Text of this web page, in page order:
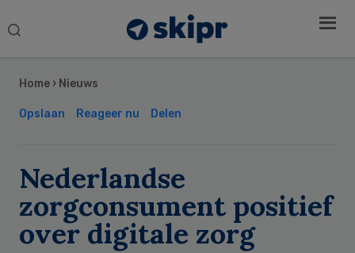
Search
Home › Nieuws
Opslaan Reageer nu Delen
Nederlandse
zorgconsument positief
over digitale zorg
Sidebar